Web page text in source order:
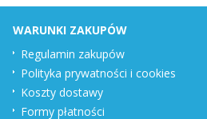
WARUNKI ZAKUPÓW
Regulamin zakupów
Polityka prywatności i cookies
Koszty dostawy
Formy płatności